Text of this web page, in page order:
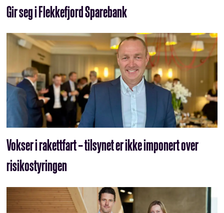
Gir seg i Flekkefjord Sparebank
Vokser i rakettfart – tilsynet er ikke imponert over
risikostyringen